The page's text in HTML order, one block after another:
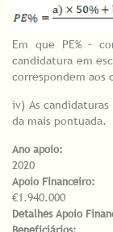
Em que PE% –
candidatura em
correspondem
iv) As
da mais pontuada.
Ano apoio:
2020
Apoio Financeiro:
€1.940.000
Detalhes Apoio